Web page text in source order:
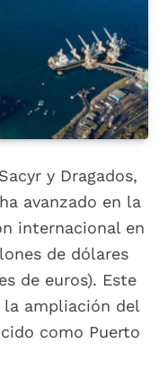
y Dragados,
avanzado en la
internacional en
de dólares
de euros). Este
ampliación del
como Puerto